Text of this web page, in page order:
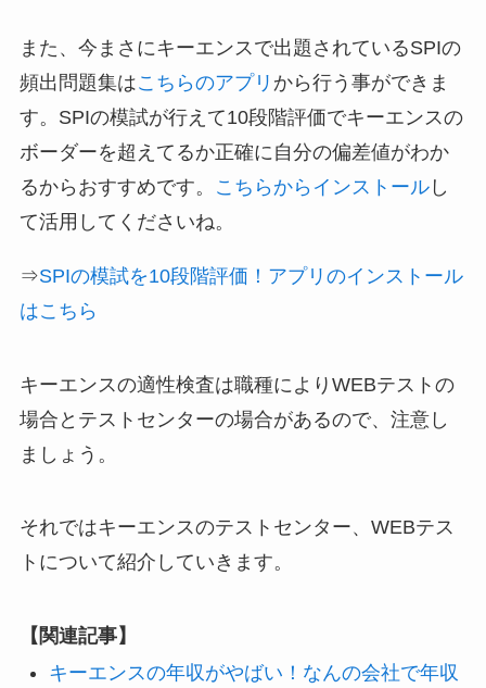
また、今まさにキーエンスで出題されているSPIの
頻出問題集はこちらのアプリ から行う事ができま
す。SPIの模試が行えて10段階評価でキーエンスの
ボーダーを超えてるか正確に自分の偏差値がわか
るからおすすめです。
こちらからインストールし
て活用してくださいね。
⇒SPIの模試を10段階評価！アプリのインストール
はこちら
キーエンスの適性検査は職種によりWEBテストの
場合とテストセンターの場合があるので、注意し
ましょう。
それではキーエンスのテストセンター、WEBテス
トについて紹介していきます。
【関連記事】
キーエンスの年収がやばい！なんの会社で年収